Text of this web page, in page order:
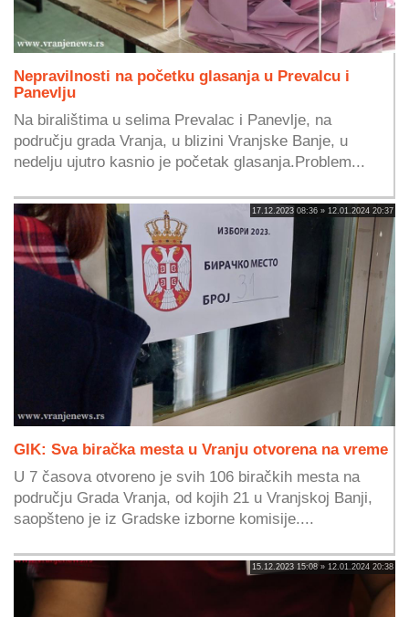
Nepravilnosti na početku glasanja u Prevalcu i
Panevlju
Na biralištima u selima Prevalac i Panevlje, na
području grada Vranja, u blizini Vranjske Banje, u
nedelju ujutro kasnio je početak glasanja.Problem...
17.12.2023 08:36 » 12.01.2024 20:37
GIK: Sva biračka mesta u Vranju otvorena na vreme
U 7 časova otvoreno je svih 106 biračkih mesta na
području Grada Vranja, od kojih 21 u Vranjskoj Banji,
saopšteno je iz Gradske izborne komisije....
15.12.2023 15:08 » 12.01.2024 20:38